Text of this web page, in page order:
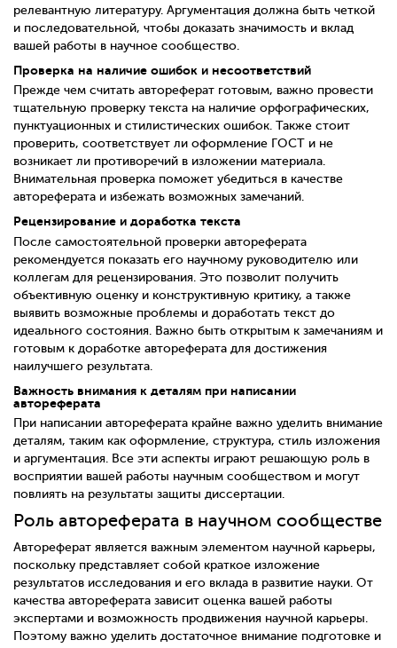
релевантную литературу. Аргументация должна быть четкой
и последовательной, чтобы доказать значимость и вклад
вашей работы в научное сообщество.
Проверка на наличие ошибок и несоответствий
Прежде чем считать автореферат готовым, важно провести
тщательную проверку текста на наличие орфографических,
пунктуационных и стилистических ошибок. Также стоит
проверить, соответствует ли оформление ГОСТ и не
возникает ли противоречий в изложении материала.
Внимательная проверка поможет убедиться в качестве
автореферата и избежать возможных замечаний.
Рецензирование и доработка текста
После самостоятельной проверки автореферата
рекомендуется показать его научному руководителю или
коллегам для рецензирования. Это позволит получить
объективную оценку и конструктивную критику, а также
выявить возможные проблемы и доработать текст до
идеального состояния. Важно быть открытым к замечаниям и
готовым к доработке автореферата для достижения
наилучшего результата.
Важность внимания к деталям при написании
автореферата
При написании автореферата крайне важно уделить внимание
деталям, таким как оформление, структура, стиль изложения
и аргументация. Все эти аспекты играют решающую роль в
восприятии вашей работы научным сообществом и могут
повлиять на результаты защиты диссертации.
Роль автореферата в научном сообществе
Автореферат является важным элементом научной карьеры,
поскольку представляет собой краткое изложение
результатов исследования и его вклада в развитие науки. От
качества автореферата зависит оценка вашей работы
экспертами и возможность продвижения научной карьеры.
Поэтому важно уделить достаточное внимание подготовке и